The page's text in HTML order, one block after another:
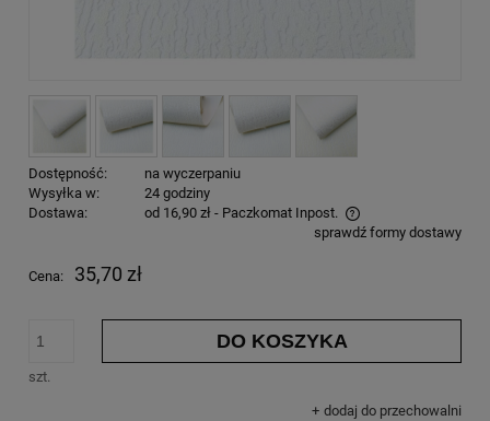
Dostępność:
na wyczerpaniu
Wysyłka w:
24 godziny
Dostawa:
od 16,90 zł - Paczkomat Inpost.
sprawdź formy dostawy
Cena: 35,70 zł
szt.
DO KOSZYKA
dodaj do przechowalni